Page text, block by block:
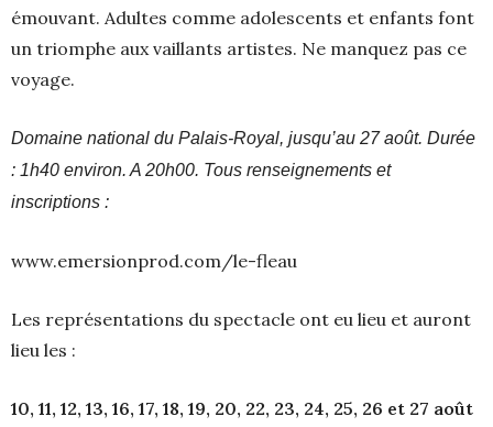
émouvant. Adultes comme adolescents et enfants font
un triomphe aux vaillants artistes. Ne manquez pas ce
voyage.
Domaine national du Palais-Royal, jusqu’au 27 août. Durée
: 1h40 environ. A 20h00. Tous renseignements et
inscriptions :
www.emersionprod.com/le-fleau
Les représentations du spectacle ont eu lieu et auront
lieu les :
10, 11, 12, 13, 16, 17, 18, 19, 20, 22, 23, 24, 25, 26 et 27 août